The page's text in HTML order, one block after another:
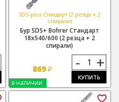
SDS-plus Стандарт (2 резца + 2
спирали)
Бур SDS+ Bohrer Стандарт
18х540/600 (2 резца + 2
спирали)
869 ₽ - +
КУПИТЬ
в наличии